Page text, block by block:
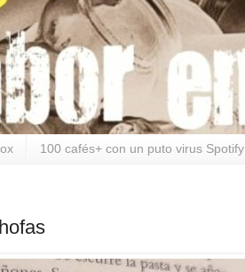
100 cafés+ con un puto virus Spotify